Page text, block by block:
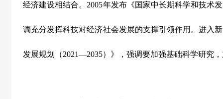
经济建设相结合。 2005年发布《国家中长期科学和技术
调充分发挥科技对经济社会发展的支撑引领作用。进入
发展规划（2021—2035）》，强调要加强基础科学研究